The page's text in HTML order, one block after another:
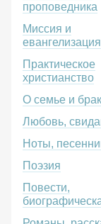
проповедника
Миссия и
евангелизация
Практическое
христианство
О семье и
Любовь,
Ноты,
Поэзия
Повести,